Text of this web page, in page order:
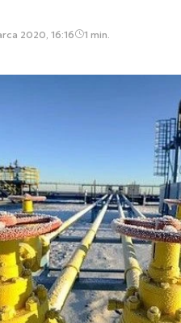
2020, 16:16 1 min.